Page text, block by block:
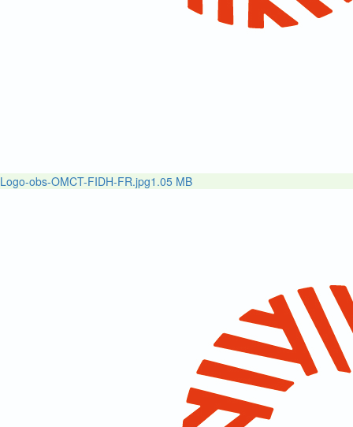
Logo-obs-OMCT-FIDH-FR.jpg1.05 MB